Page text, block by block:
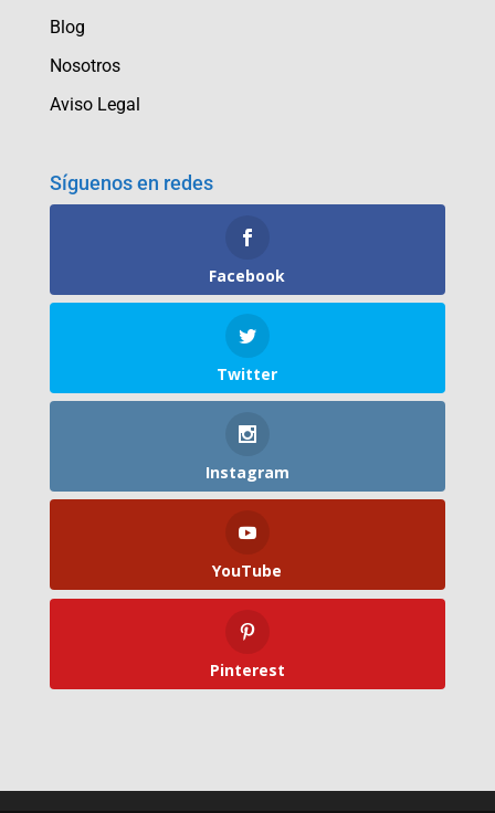
Blog
Nosotros
Aviso Legal
Síguenos en redes
Facebook
Twitter
Instagram
YouTube
Pinterest